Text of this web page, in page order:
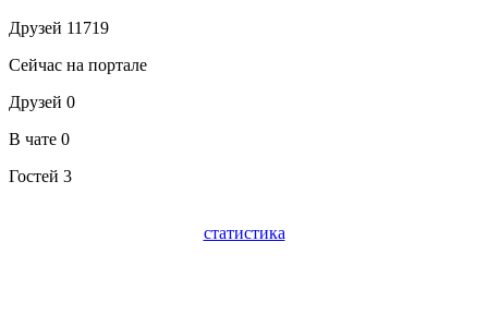
Друзей 11719
Сейчас на портале
Друзей 0
В чате 0
Гостей 3
статистика